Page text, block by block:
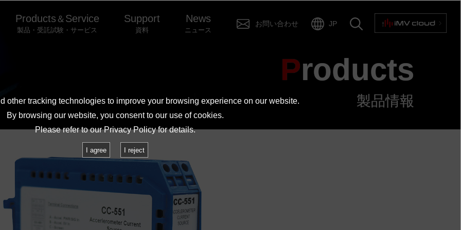
Products ＆ Service
製品・受託試験・サービス
Support
資料
News
ニュース
お問い合わせ JP
Products
製品情報
仕様
other tracking technologies to improve your browsing experience on our website.
By browsing our website, you consent to our use of cookies.
Please refer to ourPrivacy Policy for details.
I agree I reject